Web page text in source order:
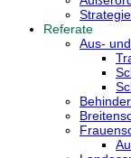
Referate
Aus-